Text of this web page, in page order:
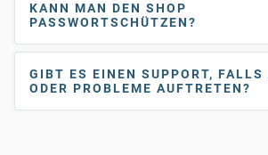
KANN MAN DEN SHOP
PASSWORTSCHÜTZEN?
GIBT ES EINEN SUPPORT, FALLS
ODER PROBLEME AUFTRETEN?